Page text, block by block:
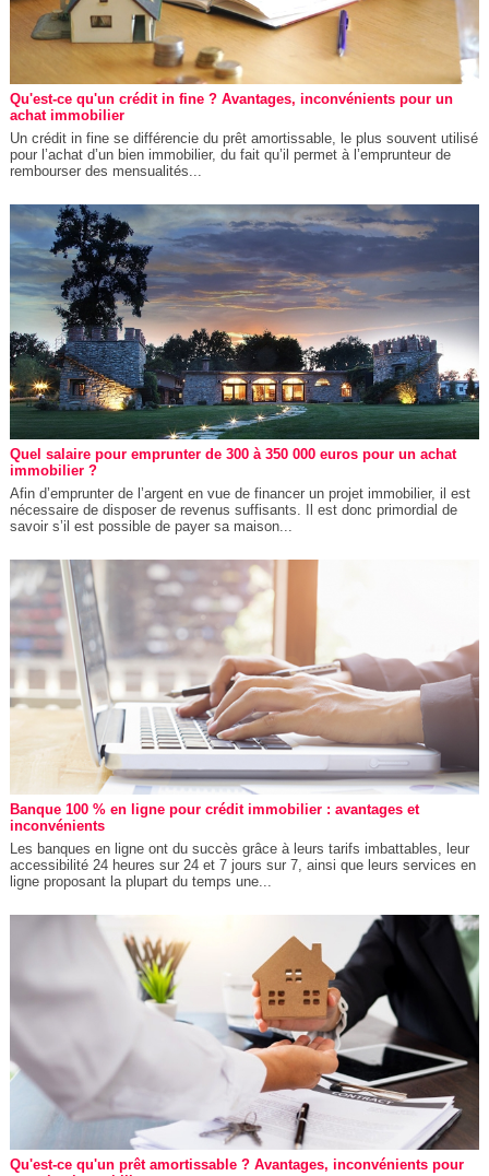
Qu'est-ce qu'un crédit in fine ? Avantages, inconvénients pour un
achat immobilier
Un crédit in fine se différencie du prêt amortissable, le plus souvent utilisé
pour l’achat d’un bien immobilier, du fait qu’il permet à l’emprunteur de
rembourser des mensualités...
Quel salaire pour emprunter de 300 à 350 000 euros pour un achat
immobilier ?
Afin d’emprunter de l’argent en vue de financer un projet immobilier, il est
nécessaire de disposer de revenus suffisants. Il est donc primordial de
savoir s’il est possible de payer sa maison...
Banque 100 % en ligne pour crédit immobilier : avantages et
inconvénients
Les banques en ligne ont du succès grâce à leurs tarifs imbattables, leur
accessibilité 24 heures sur 24 et 7 jours sur 7, ainsi que leurs services en
ligne proposant la plupart du temps une...
Qu'est-ce qu'un prêt amortissable ? Avantages, inconvénients pour